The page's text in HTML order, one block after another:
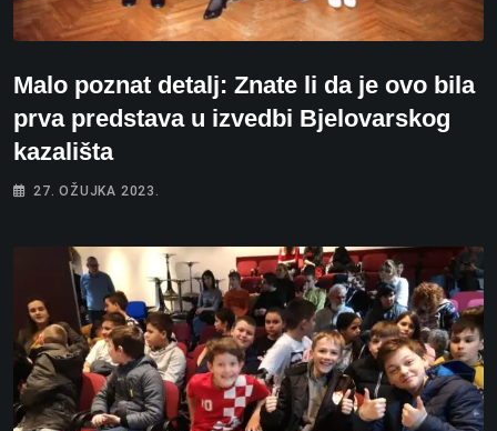
Malo poznat detalj: Znate li da je ovo bila
prva predstava u izvedbi Bjelovarskog
kazališta
27. OŽUJKA 2023.